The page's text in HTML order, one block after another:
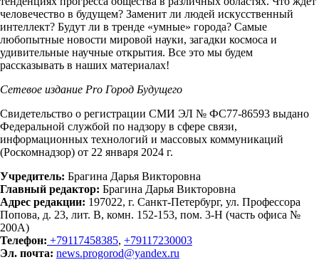
человечество в будущем? Заменит ли людей искусственный
интеллект? Будут ли в тренде «умные» города? Самые
любопытные новости мировой науки, загадки космоса и
удивительные научные открытия. Все это мы будем
рассказывать в наших материалах!
Сетевое издание Рrо Город Будущего
Свидетельство о регистрации СМИ ЭЛ № ФС77-86593 выдано
Федеральной службой по надзору в сфере связи,
информационных технологий и массовых коммуникаций
(Роскомнадзор) от 22 января 2024 г.
Учредитель: Брагина Дарья Викторовна
Главный редактор: Брагина Дарья Викторовна
Адрес редакции: 197022, г. Санкт-Петербург, ул. Профессора
Попова, д. 23, лит. В, комн. 152-153, пом. 3-Н (часть офиса №
200А)
Телефон: +79117458385, +79117230003
Эл. почта: news.progorod@yandex.ru